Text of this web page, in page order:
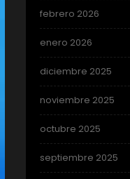
febrero 2026
enero 2026
diciembre 2025
noviembre 2025
octubre 2025
septiembre 2025